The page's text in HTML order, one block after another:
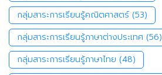
กลุ่มสาระการเรียนรู้คณิตศาสตร์ (53)
กลุ่มสาระการเรียนรู้ภาษาต่างประเทศ (56)
กลุ่มสาระการเรียนรู้ภาษาไทย (48)